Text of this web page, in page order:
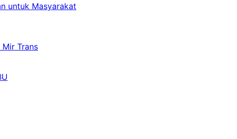
untuk Masyarakat
Mir Trans